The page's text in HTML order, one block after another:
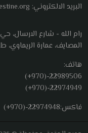
البريد الالكتروني: info@aman-palestine.org
رام الله - شارع الارسال، حي
المصايف، عمارة الريماوي، ط1
هاتف:
(+970)-22989506
(+970)-22974949
فاكس:(+970)-22974948